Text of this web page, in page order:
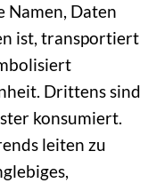
Namen, Daten
ist, transportiert
Drittens sind
konsumiert.
leiten zu